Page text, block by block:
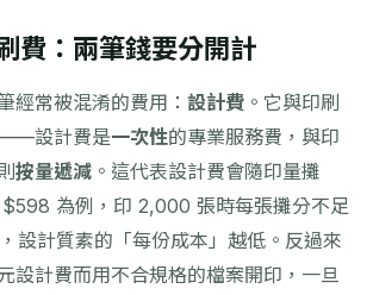
費：兩筆錢要分開計
經常被混淆的費用： 設計費 。它與印刷
——設計費是一次性的專業服務費，與印
按量遞減 。這代表設計費會隨印量攤
為例，印 2,000 張時每張攤分不足
設計質素的「每份成本」越低。反過來
設計費而用不合規格的檔案開印，一旦